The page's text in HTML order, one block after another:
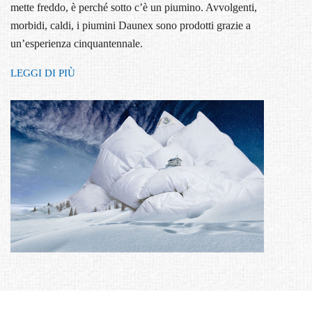
mette freddo, è perché sotto c’è un piumino. Avvolgenti,
morbidi, caldi, i piumini Daunex sono prodotti grazie a
un’esperienza cinquantennale.
LEGGI DI PIÙ